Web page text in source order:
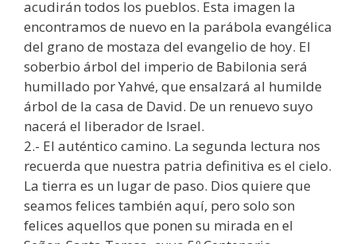
acudirán todos los pueblos. Esta imagen la
encontramos de nuevo en la parábola evangélica
del grano de mostaza del evangelio de hoy. El
soberbio árbol del imperio de Babilonia será
humillado por Yahvé, que ensalzará al humilde
árbol de la casa de David. De un renuevo suyo
nacerá el liberador de Israel.
2.- El auténtico camino. La segunda lectura nos
recuerda que nuestra patria definitiva es el cielo.
La tierra es un lugar de paso. Dios quiere que
seamos felices también aquí, pero solo son
felices aquellos que ponen su mirada en el